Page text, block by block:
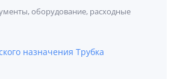
оборудование, расходные
назначения Трубка